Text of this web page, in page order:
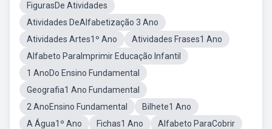
FigurasDe Atividades
Atividades DeAlfabetização 3 Ano
Atividades Artes1º Ano
Atividades Frases1 Ano
Alfabeto ParaImprimir Educação Infantil
1 AnoDo Ensino Fundamental
Geografia1 Ano Fundamental
2 AnoEnsino Fundamental
Bilhete1 Ano
A Água1º Ano
Fichas1 Ano
Alfabeto ParaCobrir